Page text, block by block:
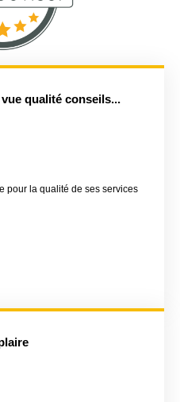
qualité conseils...
pour la qualité de ses services